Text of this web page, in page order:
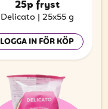
25p fryst
Delicato | 25x55 g
LOGGA IN FÖR KÖP